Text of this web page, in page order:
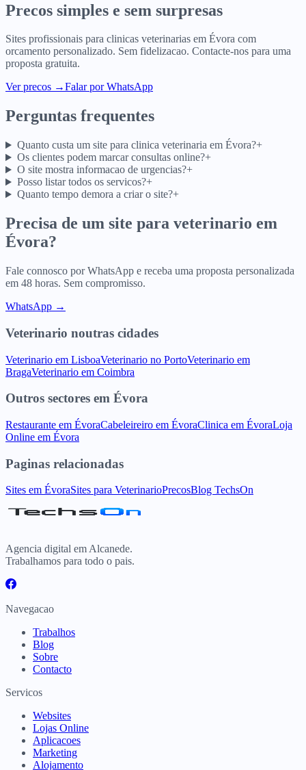
Precos simples e sem surpresas
Sites profissionais para clinicas veterinarias em Évora com
orcamento personalizado. Sem fidelizacao. Contacte-nos para uma
proposta gratuita.
Ver precos →Falar por WhatsApp
Perguntas frequentes
Quanto custa um site para clinica veterinaria em Évora?+
Os clientes podem marcar consultas online?+
O site mostra informacao de urgencias?+
Posso listar todos os servicos?+
Quanto tempo demora a criar o site?+
Precisa de um site para veterinario em
Évora?
Fale connosco por WhatsApp e receba uma proposta personalizada
em 48 horas. Sem compromisso.
WhatsApp →
Veterinario noutras cidades
Veterinario em LisboaVeterinario no PortoVeterinario em
BragaVeterinario em Coimbra
Outros sectores em Évora
Restaurante em ÉvoraCabeleireiro em ÉvoraClinica em ÉvoraLoja
Online em Évora
Paginas relacionadas
Sites em ÉvoraSites para VeterinarioPrecosBlog TechsOn
Agencia digital em Alcanede.
Trabalhamos para todo o pais.
Navegacao
Trabalhos
Blog
Sobre
Contacto
Servicos
Websites
Lojas Online
Aplicacoes
Marketing
Alojamento